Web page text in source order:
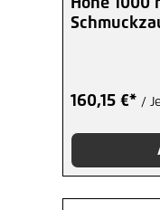
Höhe 1000
160,15 €* /